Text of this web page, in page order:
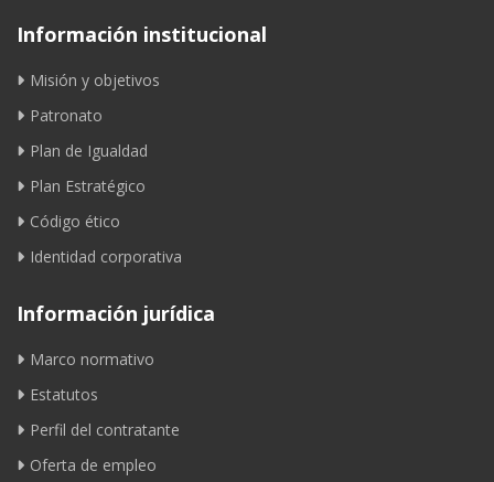
Información institucional
Misión y objetivos
Patronato
Plan de Igualdad
Plan Estratégico
Código ético
Identidad corporativa
Información jurídica
Marco normativo
Estatutos
Perfil del contratante
Oferta de empleo